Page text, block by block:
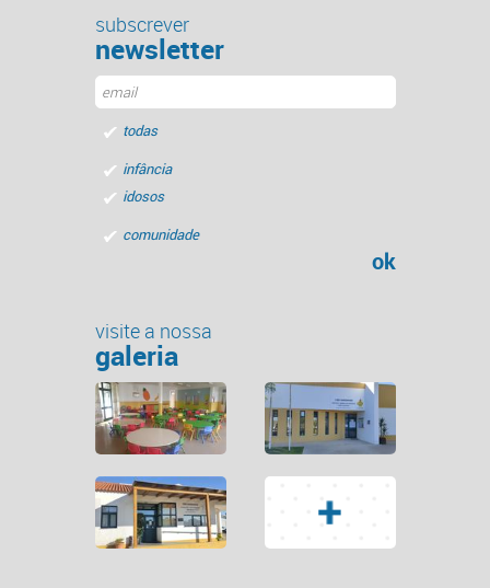
subscrever
newsletter
todas
infância
idosos
comunidade
ok
visite a nossa
galeria